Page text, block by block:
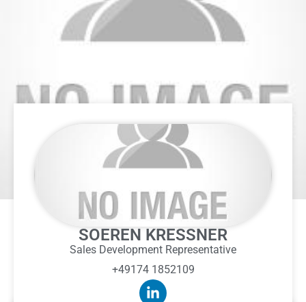
SOEREN KRESSNER
Sales Development Representative
+49174 1852109